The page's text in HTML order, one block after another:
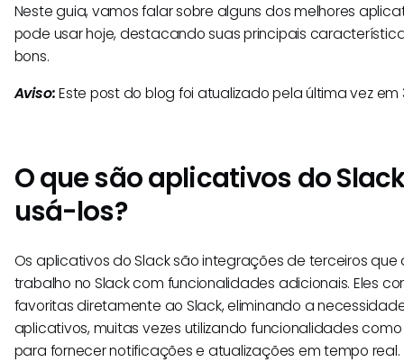
Neste guia, vamos falar sobre alguns dos melhores
pode usar hoje, destacando suas principais
bons.
Aviso:Este post do blog foi atualizado pela última vez em
O que são aplicativos do
usá-los?
Os aplicativos do Slack são integrações de terceiros
trabalho no Slack com funcionalidades adicionais. Eles
favoritas diretamente ao Slack, eliminando a
aplicativos, muitas vezes utilizando funcionalidades
para fornecer notificações e atualizações em tempo real.